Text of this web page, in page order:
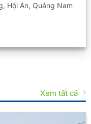
Hội An, Quảng Nam
Xem tất cả